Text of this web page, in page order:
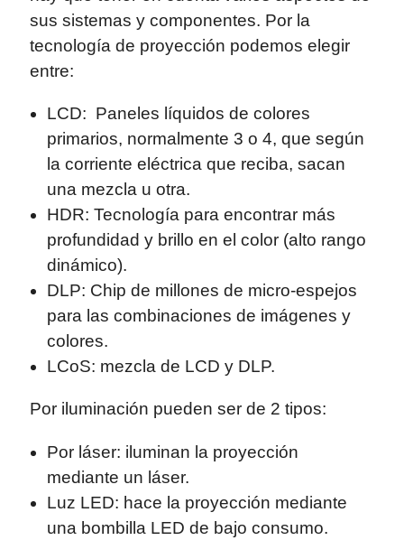
sus sistemas y componentes. Por la
tecnología de proyección podemos elegir
entre:
LCD: Paneles líquidos de colores
primarios, normalmente 3 o 4, que según
la corriente eléctrica que reciba, sacan
una mezcla u otra.
HDR: Tecnología para encontrar más
profundidad y brillo en el color (alto rango
dinámico).
DLP: Chip de millones de micro-espejos
para las combinaciones de imágenes y
colores.
LCoS: mezcla de LCD y DLP.
Por iluminación pueden ser de 2 tipos:
Por láser: iluminan la proyección
mediante un láser.
Luz LED: hace la proyección mediante
una bombilla LED de bajo consumo.